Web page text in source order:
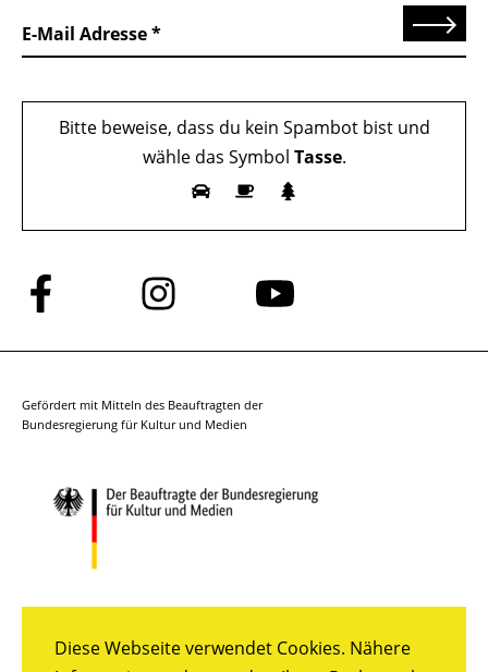
Diese Webseite verwendet Cookies. Nähere
E-Mail Adresse Senden
Bitte beweise, dass du kein Spambot bist und
wähle das Symbol Tasse.
Folge
uns
auf
Folge
uns
auf
Folge
auf
Gefördert mit Mitteln des Beauftragten der
Bundesregierung für Kultur und Medien